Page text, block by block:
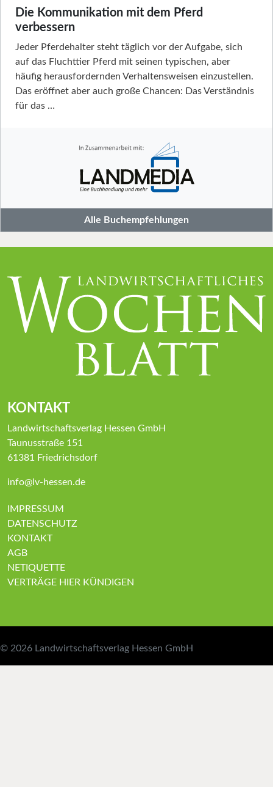
Die Kommunikation mit dem Pferd
verbessern
Jeder Pferdehalter steht täglich vor der Aufgabe, sich
auf das Fluchttier Pferd mit seinen typischen, aber
häufig herausfordernden Verhaltensweisen einzustellen.
Das eröffnet aber auch große Chancen: Das Verständnis
für das …
Alle Buchempfehlungen
KONTAKT
Landwirtschaftsverlag Hessen GmbH
Taunusstraße 151
61381 Friedrichsdorf
info@lv-hessen.de
IMPRESSUM
DATENSCHUTZ
KONTAKT
AGB
NETIQUETTE
VERTRÄGE HIER KÜNDIGEN
© 2026 Landwirtschaftsverlag Hessen GmbH